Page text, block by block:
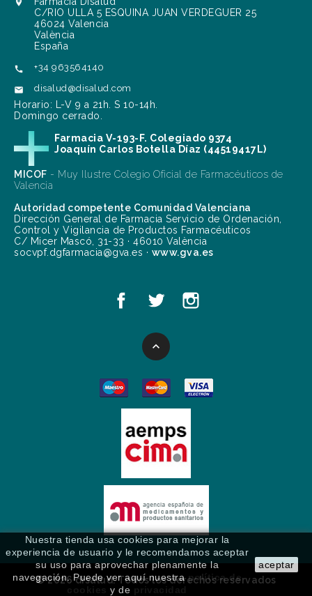

C/RIO ULLA 5 ESQUINA JUAN VERDEGUER 25
46024 Valencia
València
España
 +34 963564140
 disalud@disalud.com
Horario: L-V 9 a 21h. S 10-14h.
Domingo cerrado.
Farmacia V-193-F. Colegiado 9374
Joaquín Carlos Botella Díaz (44519417L)
MICOF - Muy Ilustre Colegio Oficial de Farmacéuticos de
Valencia
Autoridad competente Comunidad Valenciana
Dirección General de Farmacia Servicio de Ordenación,
Control y Vigilancia de Productos Farmacéuticos
C/ Micer Mascó, 31-33 · 46010 València
socvpf.dgfarmacia@gva.es · www.gva.es
Nuestra tienda usa cookies para mejorar la
experiencia de usuario y le recomendamos aceptar
su uso para aprovechar plenamente la
navegación.Puede ver aquí nuestrapolítica de
y de
aceptar

© 2026 disalud. Todos los derechos reservados